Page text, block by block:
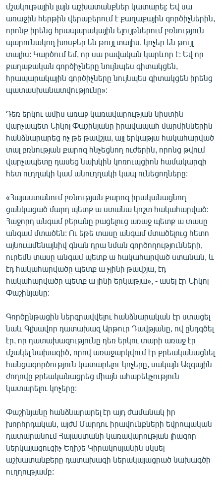
մշակութային լայն աշխատանքներ կատարել: Եվ սա
առաջին հերթին վերաբերում է քաղաքային գործիչներին,
որոնք իրենց հրապարակային ելույթներում բռնություն
պարունակող խոսքեր են թույլ տալիս, կոչեր են թույլ
տալիս: Կարծում եմ, որ սա բավական կարևոր է: Եվ որ
քաղաքական գործիչները նույնպես գիտակցեն,
հրապարակային գործիչները նույնպես գիտակցեն իրենց
պատասխանատվությունը»:
Դեռ երկու ամիս առաջ կառավարության նիստին
վարչապետ Նիկոլ Փաշինյանը իրավապահ մարմիններին
հանձնարարեց ոչ թե թավշյա, այլ երկաթյա հակահարված
տալ բռնության քարոզ հնչեցնող ուժերին, որոնց թվում
վարչապետը դասեց նախկին կոռուպցիոն համակարգի
հետ ուղղակի կամ անուղղակի կապ ունեցողները:
«Հայաստանում բռնության քարոզ իրականացնող
ցանկացած մարդ պետք ա ստանա կոշտ հակահարված:
Հաջորդ անգամ բերանը բացելուց առաջ պետք ա տասը
անգամ մտածեն: Ու եթե տասը անգամ մտածելուց հետո
այնուամենայնիվ գնան դրա նման գործողությունների,
ուրեմն տասը անգամ պետք ա հակահարված ստանան, և
էդ հակահարվածը պետք ա չլինի թավշյա, էդ
հակահարվածը պետք ա լինի երկաթյա», - ասել էր Նիկոլ
Փաշինյանը:
Գործընթացին ներգրավվելու հանձնարական էր ստացել
նաև Գլխավոր դատախազ Արթուր Դավթյանը, ով ընդգծել
էր, որ դատախազությունը դեռ երկու տարի առաջ էր
մշակել նախագիծ, որով առաջարկվում էր քրեականացնել
հանցագործություն կատարելու կոչերը, սակայն Ազգային
ժողովը քրեականացրեց միայն ահաբեկչություն
կատարելու կոչերը:
Փաշինյանը հանձնարարել էր այդ ժամանակ իր
խորհրդական, այժմ Մարդու իրավունքների եվրոպական
դատարանում Հայաստանի կառավարության լիազոր
ներկայացուցիչ Եղիշե Կիրակոսյանին սկսել
աշխատանքերը դատախազի ներակայացրած նախագծի
ուղղությամբ: